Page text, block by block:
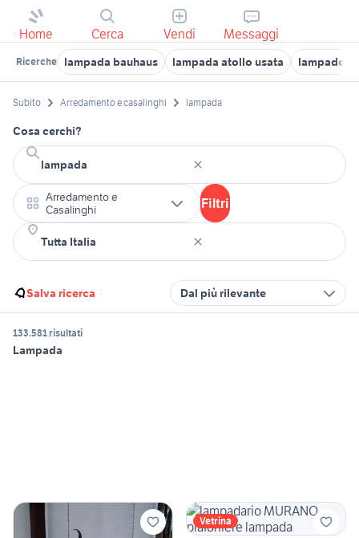
Home Cerca Vendi Messaggi
Ricerche lampada bauhaus lampada atollo usata lampade
Subito Arredamento e casalinghi lampada
Cosa cerchi?
Arredamento e
Casalinghi
Filtri
Salva ricerca Dal più rilevante
133.581 risultati
Lampada
Vetrina